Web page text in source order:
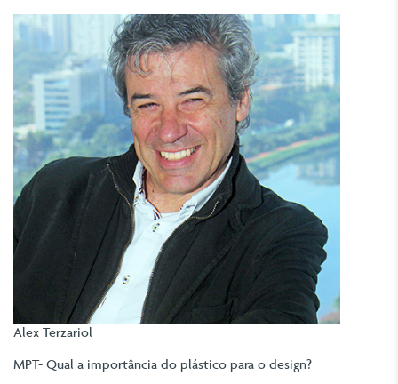
Alex Terzariol
MPT- Qual a importância do plástico para o design?